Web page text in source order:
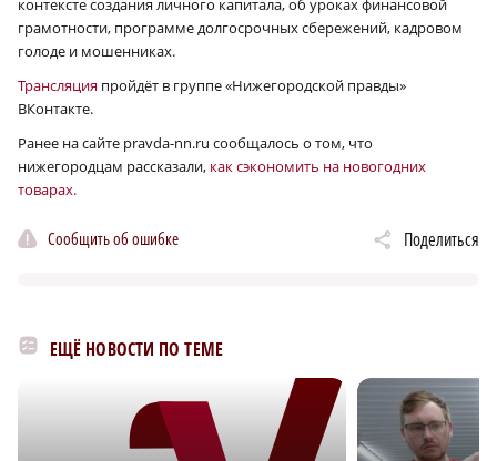
контексте создания личного капитала, об уроках финансовой
грамотности, программе долгосрочных сбережений, кадровом
голоде и мошенниках.
Трансляция пройдёт в группе «Нижегородской правды»
ВКонтакте.
Ранее на сайте pravda-nn.ru сообщалось о том, что
нижегородцам рассказали, как сэкономить на новогодних
товарах.
Сообщить об ошибке Поделиться
ЕЩЁ НОВОСТИ ПО ТЕМЕ